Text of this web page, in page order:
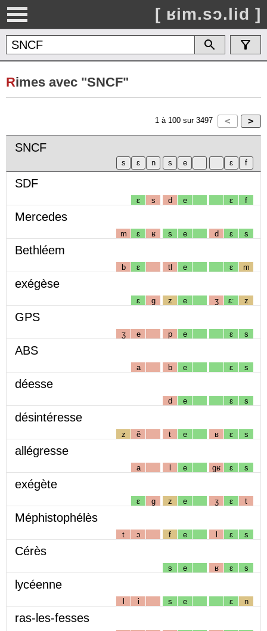
[ ʁim.sɔ.lid ]
Rimes avec "SNCF"
1 à 100 sur 3497
SNCF
SDF
ɛ s d e ɛ f
Mercedes
m ɛ ʁ s e d ɛ s
Bethléem
b ɛ tl e ɛ m
exégèse
ɛ g z e ʒ ɛː z
GPS
ʒ e p e ɛ s
ABS
a b e ɛ s
déesse
d e ɛ s
désintéresse
z ẽ t e ʁ ɛ s
allégresse
a l e gʁ ɛ s
exégète
ɛ g z e ʒ ɛ t
Méphistophélès
t ɔ f e l ɛ s
Cérès
s e ʁ ɛ s
lycéenne
l i s e ɛ n
ras-les-fesses